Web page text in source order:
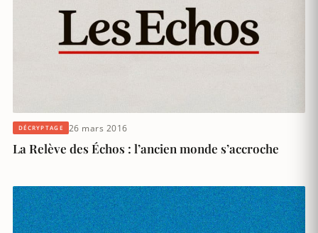
DÉCRYPTAGE 26 mars 2016
La Relève des Échos : l’ancien monde s’accroche